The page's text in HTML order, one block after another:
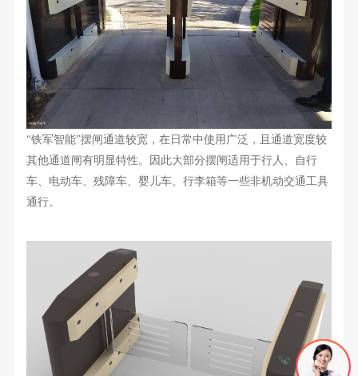
“铁军智能”摆闸通道较宽， 在日常中使用广泛，且 通道宽度较
其他通道闸有明显特性。因此大部分摆闸适用于行人、自行
车、 电动车、 残障车、婴儿车、行李箱等一些非机动交通工具
通行。